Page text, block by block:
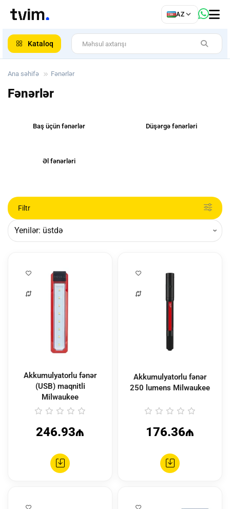
AZ
Kataloq
Ana səhifə Fənərlər
Fənərlər
Baş üçün fənərlər Düşərgə fənərləri
Əl fənərləri
Filtr
Akkumulyatorlu fənər
(USB) maqnitli
Milwaukee
246.93₼
Akkumulyatorlu fənər
250 lumens Milwaukee
176.36₼